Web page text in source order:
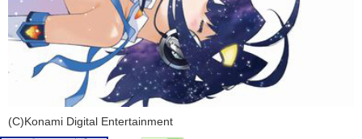
(C)Konami Digital Entertainment